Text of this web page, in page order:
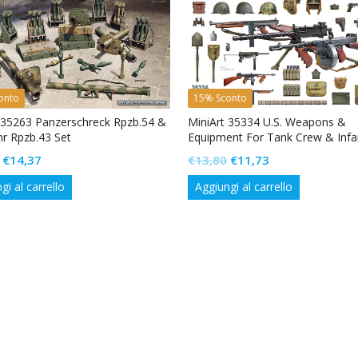
Panzerschreck Rpzb.54 &
Rpzb.43 Set
Il
prezzo
originale
€14,37
prezzo
attuale
al carrello
15% Sconto
MiniArt 35334 U.S. Weapons &
Equipment For Tank Crew &
€13,80 Il
prezzo
originale
€11,73
prezzo
attuale
Aggiungi al carrello